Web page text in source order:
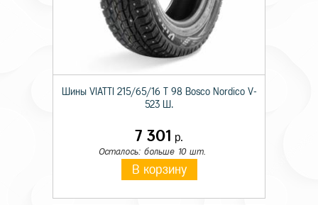
Шины VIATTI 215/65/16 T 98 Bosco Nordico V-
523 Ш.
7 301 р.
Осталось: больше 10 шт.
В корзину